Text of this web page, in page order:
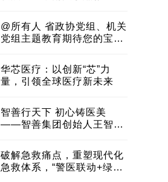
@所有人 省政协党组、机关
党组主题教育期待您的宝贵
华芯医疗：以创新“芯”力
量，引领全球医疗新未来
智善行天下 初心铸医美
——智善集团创始人王智带
建医美产业良性生态圈
破解急救痛点，重塑现代化
急救体系，“警医联动+绿波